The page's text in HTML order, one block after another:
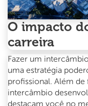
O impacto
carreira
Fazer um
uma estratégia
profissional. Além
intercâmbio